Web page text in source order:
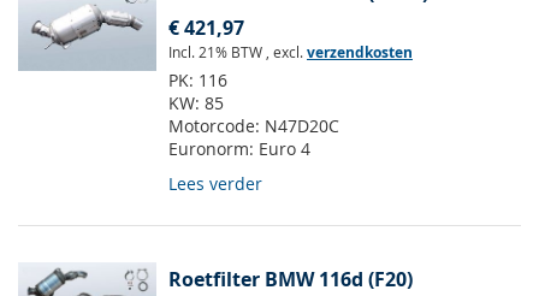
€ 421,97
Incl. 21% BTW , excl.verzendkosten
PK: 116
KW: 85
Motorcode: N47D20C
Euronorm: Euro 4
Lees verder
Roetfilter BMW 116d (F20)